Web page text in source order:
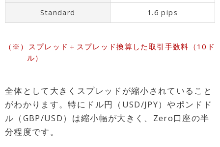
Standard 1.6 pips
スプレッド＋スプレッド換算した取引手数料（10ド
ル）
全体として大きくスプレッドが縮小されていること
がわかります。特にドル円（USD/JPY）やポンドド
ル（GBP/USD）は縮小幅が大きく、Zero口座の半
分程度です。